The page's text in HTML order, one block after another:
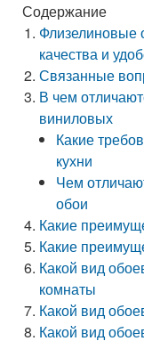
Содержание
Флизелиновые
качества и
Связанные
В чем
виниловых
Какие
кухни
Чем
обои
Какие
Какие
Какой вид
комнаты
Какой вид
Какой вид